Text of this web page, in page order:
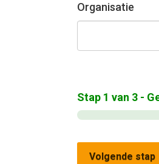
Organisatie
Stap 1 van 3-
Volgende stap